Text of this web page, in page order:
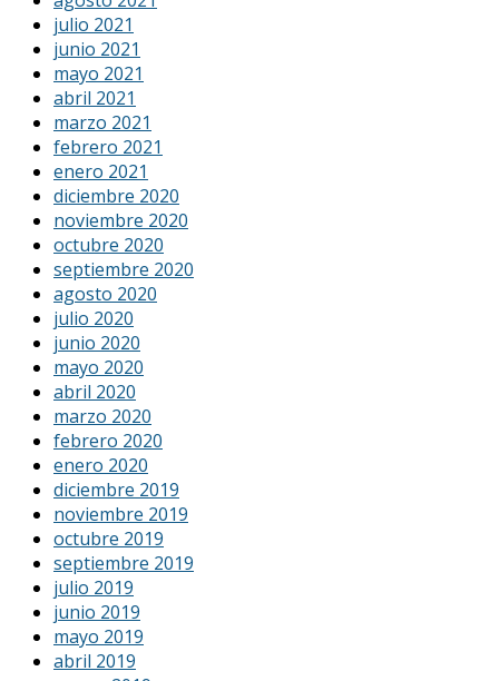
julio 2021
junio 2021
mayo 2021
abril 2021
marzo 2021
febrero 2021
enero 2021
diciembre 2020
noviembre 2020
octubre 2020
septiembre 2020
agosto 2020
julio 2020
junio 2020
mayo 2020
abril 2020
marzo 2020
febrero 2020
enero 2020
diciembre 2019
noviembre 2019
octubre 2019
septiembre 2019
julio 2019
junio 2019
mayo 2019
abril 2019